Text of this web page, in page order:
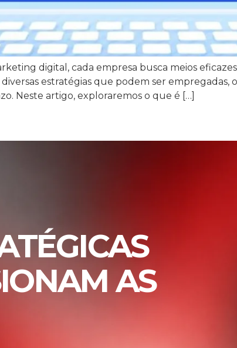
digital, cada empresa busca meios
estratégias que podem ser
Neste artigo, exploraremos o que é […]
AS